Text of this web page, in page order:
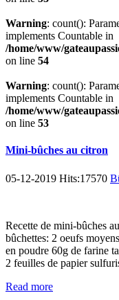
Warning: count():
implements Countable in
/home/www/
on line 54
Warning: count():
implements Countable in
/home/www/
on line 53
Mini-bûches au citron
05-12-2019 Hits:17570
Recette de mini-bûches
bûchettes: 2 oeufs
en poudre 60g de farine
2 feuilles de papier
Read more